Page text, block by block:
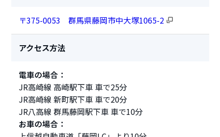
〒375-0053 群馬県藤岡市中大塚1065-2
アクセス方法
電車の場合：
JR高崎線 高崎駅下車 車で25分
JR高崎線 新町駅下車 車で20分
JR八高線 群馬藤岡駅下車 車で10分
お車の場合：